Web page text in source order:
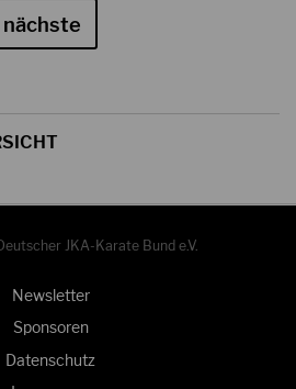
nächste
JKA-Karate Bund e.V.
Newsletter
Sponsoren
Datenschutz